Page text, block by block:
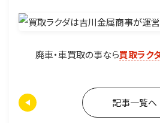
廃車・車買取の事なら買取ラク
記事一覧へ